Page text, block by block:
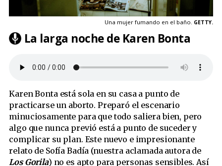
Una mujer fumando en el baño. GETTY.
La larga noche de Karen Bonta
Karen Bonta está sola en su casa a punto de
practicarse un aborto. Preparó el escenario
minuciosamente para que todo saliera bien, pero
algo que nunca previó está a punto de suceder y
complicar su plan. Este nuevo e impresionante
relato de Sofía Badía (nuestra aclamada autora de
Los Gorila) no es apto para personas sensibles. Así